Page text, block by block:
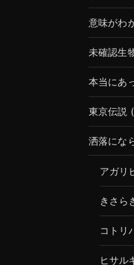
意味がわ
未確認生
本当にあ
東京伝説
洒落にな
アガリ
きさら
コトリ
ヒサル